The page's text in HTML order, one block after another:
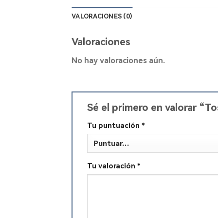
VALORACIONES (0)
Valoraciones
No hay valoraciones aún.
Sé el primero en valorar
Tu puntuación *
Tu valoración *